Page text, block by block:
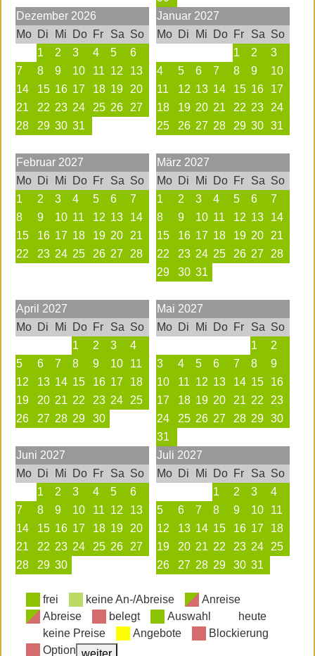
Dezember 2026
Mo Di Mi Do Fr Sa So
1
2 3 4 5
6
7
8 9 10 11 12
13
14
15 16 17 18 19
20
21
22 23 24 25 26
27
28
29 30 31
Januar 2027
Mo Di Mi Do Fr Sa So
1
2
3
4
5 6 7 8 9
10
11
12 13 14 15 16
17
18
19 20 21 22 23
24
25
26 27 28 29 30 31
Februar 2027
Mo Di Mi Do Fr Sa So
1
2 3 4 5 6
7
8
9 10 11 12 13
14
15
16 17 18 19 20
21
22
23 24 25 26 27 28
März 2027
Mo Di Mi Do Fr Sa So
1
2 3 4 5 6
7
8
9 10 11 12 13
14
15
16 17 18 19 20
21
22
23 24 25 26 27
28
29
30 31
April 2027
Mo Di Mi Do Fr Sa So
1
2 3
4
5
6 7 8 9 10
11
12
13 14 15 16 17
18
19
20 21 22 23 24
25
26
27 28 29 30
Mai 2027
Mo Di Mi Do Fr Sa So
1
2
3
4 5 6 7 8
9
10
11 12 13 14 15
16
17
18 19 20 21 22
23
24
25 26 27 28 29 30
31
Juni 2027
Mo Di Mi Do Fr Sa So
1
2 3 4 5
6
7
8 9 10 11 12
13
14
15 16 17 18 19
20
21
22 23 24 25 26
27
28
29 30
Juli 2027
Mo Di Mi Do Fr Sa So
1
2 3
4
5
6 7 8 9 10
11
12
13 14 15 16 17
18
19
20 21 22 23 24
25
26
27 28 29 30 31
frei keine An-/Abreise
Anreise
Abreise
belegt Auswahl
heute
keine Preise
Angebote
Blockierung
Option weiter